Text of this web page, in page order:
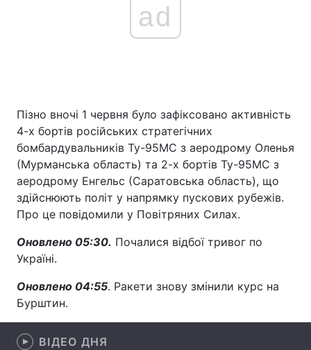
Україна Політика
Економіка Світ
Спорт Наука
Техно і зв'язок Лайт
Зброя Інциденти
Цікавинки
Екологія
ad
Пізно вночі 1 червня було зафіксовано активність
4-х бортів російських стратегічних
бомбардувальників Ту-95МС з аеродрому Оленья
(Мурманська область) та 2-х бортів Ту-95МС з
аеродрому Енгельс (Саратовська область), що
здійснюють політ у напрямку пускових рубежів.
Про це повідомили у Повітряних Силах.
Оновлено 05:30. Почалися відбої тривог по
Україні.
Оновлено 04:55. Ракети знову змінили курс на
Бурштин.
ВІДЕО ДНЯ